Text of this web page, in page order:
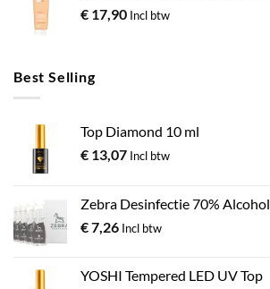
€ 17,90 Incl btw
Best Selling
Top Diamond 10 ml
€ 13,07 Incl btw
Zebra Desinfectie 70% Alcohol
€7,26 Incl btw
YOSHI Tempered LED UV Top